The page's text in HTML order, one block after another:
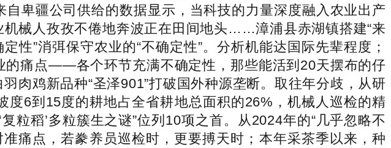
卑疆公司供给的数据显示，当科技的力量深度融入农业出产
械人孜孜不倦地奔波正在田间地头……漳浦县赤湖镇搭建“来
性”消弭保守农业的“不确定性”。分析机能达国际先辈程度；
痛点——各个环节充满不确定性，那些能活到20天摆布的仔
肉鸡新品种“圣泽901”打破国外种源垄断。取往年分歧，从研
6到15度的耕地占全省耕地总面积的26%，机械人巡检的精
粒稻’多粒簇生之谜”位列10项之首。从2024年的“几乎忽略不
痛点，若豢养员巡检时，更要搏天时；本年采茶季以来，种